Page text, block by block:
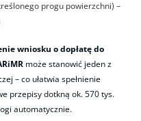
progu powierzchni) –
wniosku o dopłatę do
może stanowić jeden z
– co ułatwia spełnienie
przepisy dotkną ok. 570 tys.
automatycznie.